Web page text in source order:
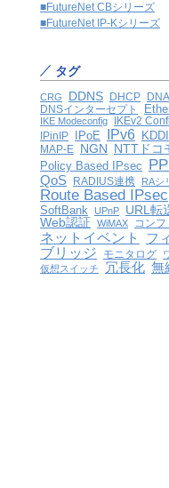
■FutureNet CBシリーズ
■FutureNet IP-Kシリーズ
タグ
CRG DDNS DHCP
DNSインターセプト
IKE Modeconfig
IKEv2
IPinIP
IPoE IPv6 KDDI
MAP-E NGN NTTドコ
Policy Based IPsec
QoS RADIUS連携 RAシ
Route Based IPsec
SoftBank UPnP URL転
Web認証
WiMAX コンフ
ネットイベント
フ
ブリッジ
モニタログ
仮想スイッチ
冗長化 無